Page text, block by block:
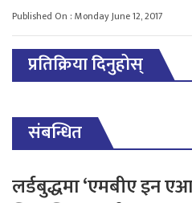
Published On : Monday June 12, 2017
प्रतिक्रिया दिनुहोस्
संबन्धित
लर्डबुद्धमा ‘एमबीए इन